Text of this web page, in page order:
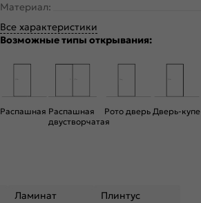
Материал:
Все характеристики
Возможные типы открывания:
Распашная Распашная
двустворчатая
Рото дверь Дверь-купе
Ламинат Плинтус